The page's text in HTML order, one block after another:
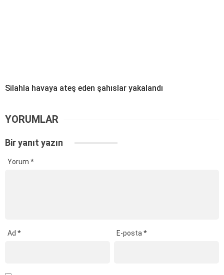
Silahla havaya ateş eden şahıslar yakalandı
YORUMLAR
Bir yanıt yazın
Yorum *
Ad * E-posta*